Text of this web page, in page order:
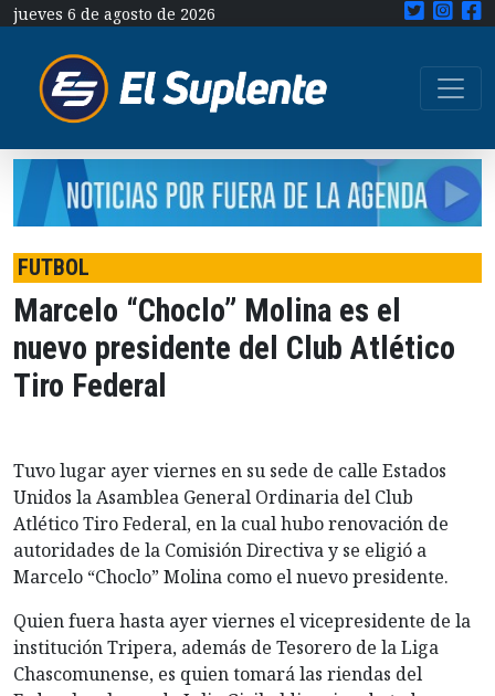
jueves 6 de agosto de 2026
FUTBOL
Marcelo “Choclo” Molina es el
nuevo presidente del Club Atlético
Tiro Federal
Tuvo lugar ayer viernes en su sede de calle Estados
Unidos la Asamblea General Ordinaria del Club
Atlético Tiro Federal, en la cual hubo renovación de
autoridades de la Comisión Directiva y se eligió a
Marcelo “Choclo” Molina como el nuevo presidente.
Quien fuera hasta ayer viernes el vicepresidente de la
institución Tripera, además de Tesorero de la Liga
Chascomunense, es quien tomará las riendas del